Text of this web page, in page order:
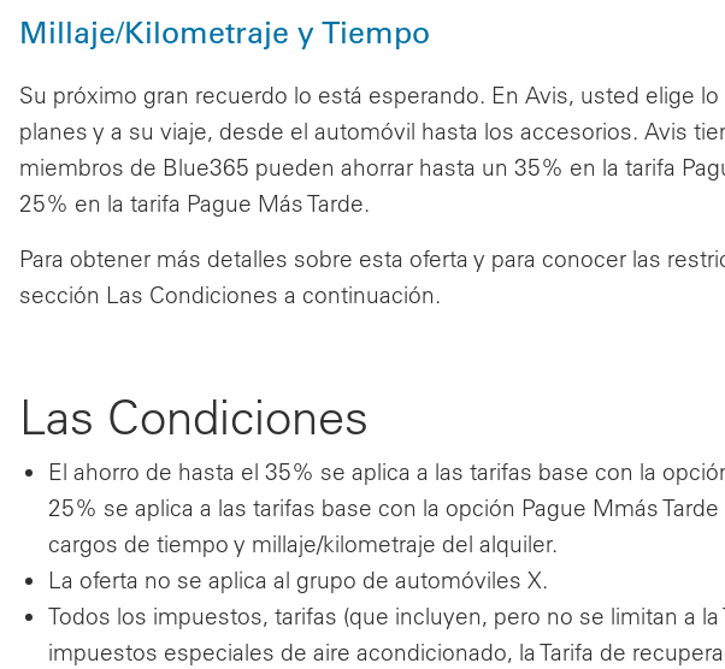
Millaje/Kilometraje y Tiempo
Su próximo gran recuerdo lo está esperando. En Avis, usted elige
planes y a su viaje, desde el automóvil hasta los accesorios. Avis
miembros de Blue365 pueden ahorrar hasta un 35% en la tarifa
25% en la tarifa Pague Más Tarde.
Para obtener más detalles sobre esta oferta y para conocer las
sección Las Condiciones a continuación.
Las Condiciones
El ahorro de hasta el 35% se aplica a las tarifas base con la
25% se aplica a las tarifas base con la opción Pague Mmás
cargos de tiempo y millaje/kilometraje del alquiler.
La oferta no se aplica al grupo de automóviles X.
Todos los impuestos, tarifas (que incluyen, pero no se limitan a
impuestos especiales de aire acondicionado, la Tarifa de